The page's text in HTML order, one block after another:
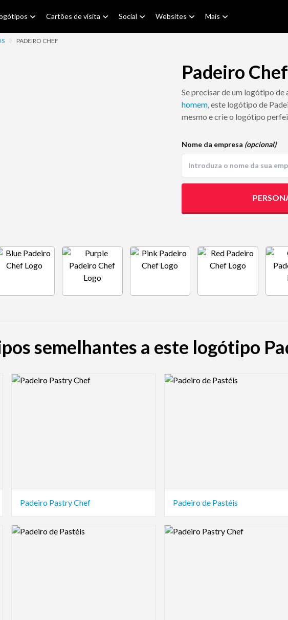
Cartões de visita Social Websites Mais
// PADEIRO CHEF
Padeiro
Se precisar de um logótipo de
homem, este logótipo de
mesmo e crie o logótipo
Nome da empresa (opcional)
semelhantes a este logótipo
Logo Preview Image
Padeiro Pastry Chef
Logo Preview Image
Padeiro de Pastéis
Logo Preview Image Logo Preview Image